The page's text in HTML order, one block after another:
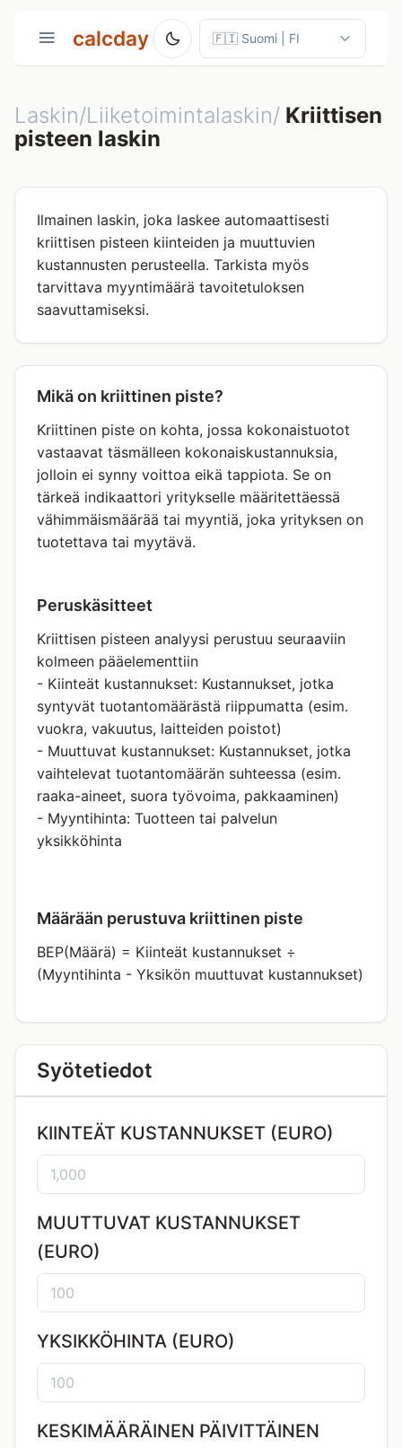
calcday
Laskin/Liiketoimintalaskin/ Kriittisen
pisteen laskin
Ilmainen laskin, joka laskee automaattisesti
kriittisen pisteen kiinteiden ja muuttuvien
kustannusten perusteella. Tarkista myös
tarvittava myyntimäärä tavoitetuloksen
saavuttamiseksi.
Mikä on kriittinen piste?
Kriittinen piste on kohta, jossa kokonaistuotot
vastaavat täsmälleen kokonaiskustannuksia,
jolloin ei synny voittoa eikä tappiota. Se on
tärkeä indikaattori yritykselle määritettäessä
vähimmäismäärää tai myyntiä, joka yrityksen on
tuotettava tai myytävä.
Peruskäsitteet
Kriittisen pisteen analyysi perustuu seuraaviin
kolmeen pääelementtiin
- Kiinteät kustannukset: Kustannukset, jotka
syntyvät tuotantomäärästä riippumatta (esim.
vuokra, vakuutus, laitteiden poistot)
- Muuttuvat kustannukset: Kustannukset, jotka
vaihtelevat tuotantomäärän suhteessa (esim.
raaka-aineet, suora työvoima, pakkaaminen)
- Myyntihinta: Tuotteen tai palvelun
yksikköhinta
Määrään perustuva kriittinen piste
BEP(Määrä) = Kiinteät kustannukset ÷
(Myyntihinta - Yksikön muuttuvat kustannukset)
Syötetiedot
KIINTEÄT KUSTANNUKSET (EURO)
MUUTTUVAT KUSTANNUKSET
(EURO)
YKSIKKÖHINTA (EURO)
KESKIMÄÄRÄINEN PÄIVITTÄINEN